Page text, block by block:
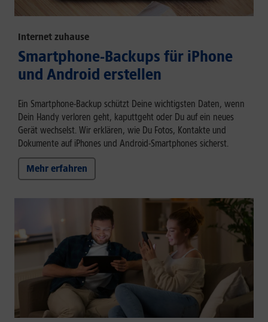
Internet zuhause
Smartphone-Backups für iPhone
und Android erstellen
Ein Smartphone-Backup schützt Deine wichtigsten Daten, wenn
Dein Handy verloren geht, kaputtgeht oder Du auf ein neues
Gerät wechselst. Wir erklären, wie Du Fotos, Kontakte und
Dokumente auf iPhones und Android-Smartphones sicherst.
Mehr erfahren